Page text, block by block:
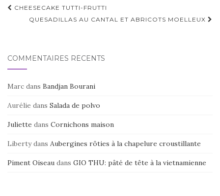
Navigation
d'article
CHEESECAKE TUTTI-FRUTTI
QUESADILLAS AU CANTAL ET ABRICOTS MOELLEUX
COMMENTAIRES RÉCENTS
Marc dans Bandjan Bourani
Aurélie dans Salada de polvo
Juliette dans Cornichons maison
Libertydans Aubergines rôties à la chapelure croustillante
Piment Oiseau dans GIO THU: pâté de tête à la vietnamienne